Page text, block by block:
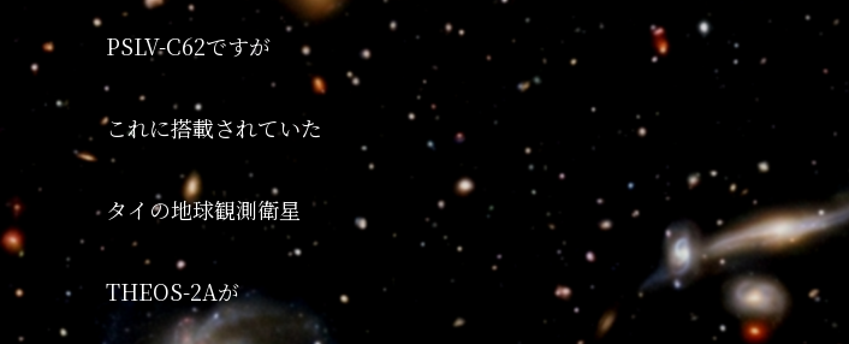
PSLV-C62ですが
これに搭載されていた
タイの地球観測衛星
THEOS-2Aが